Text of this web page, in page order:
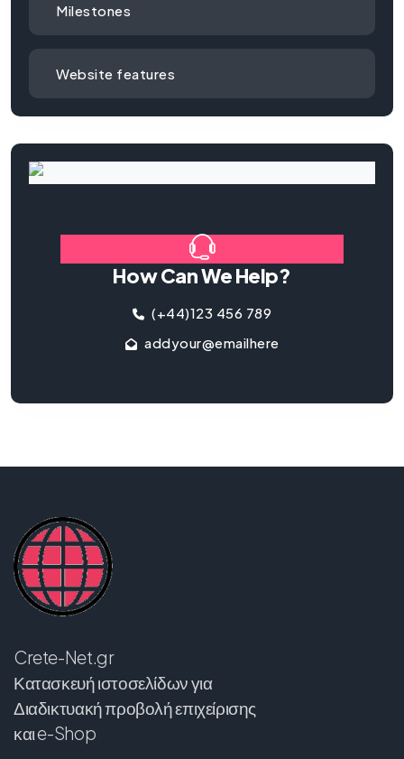
Milestones
Website features
How Can We Help?
(+44)123 456 789
addyour@emailhere
Crete-Net.gr
Κατασκευή ιστοσελίδων για
Διαδικτυακή προβολή επιχείρισης
και e-Shop